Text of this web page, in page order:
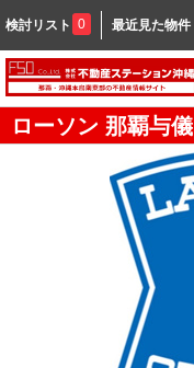
検討リスト 0 最近見た物件
ローソン 那覇与儀